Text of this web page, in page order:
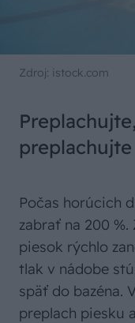
Zdroj: istock.com
preplachujte
Počas horúcich
zabrať na 200
piesok rýchlo
tlak v nádobe
späť do bazéna.
preplach piesku